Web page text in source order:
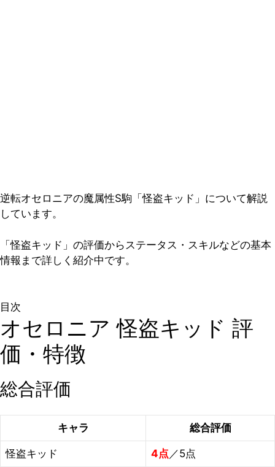
逆転オセロニアの魔属性S駒「怪盗キッド」について解説
しています。
「怪盗キッド」の評価からステータス・スキルなどの基本
情報まで詳しく紹介中です。
目次
オセロニア 怪盗キッド 評
価・特徴
総合評価
キャラ 総合評価
怪盗キッド 4点 ／5点